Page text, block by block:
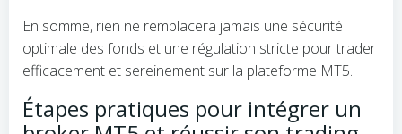
En somme, rien ne remplacera jamais une sécurité
optimale des fonds et une régulation stricte pour trader
efficacement et sereinement sur la plateforme MT5.
Étapes pratiques pour intégrer un